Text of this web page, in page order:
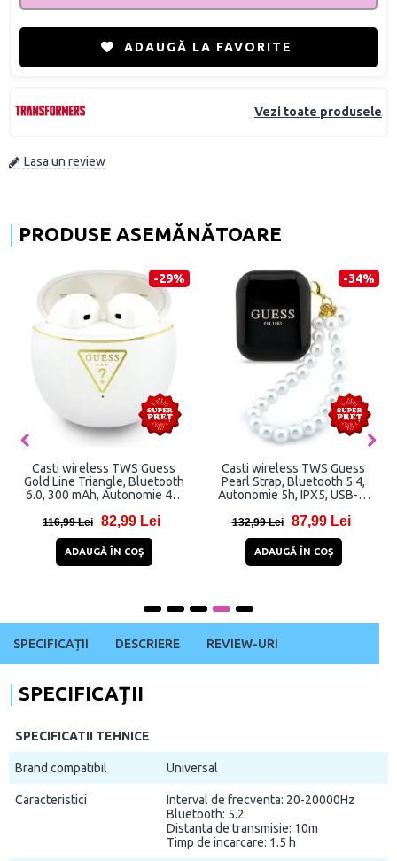
Vezi toate produsele
Lasa un review
ADAUGĂ LA FAVORITE
PRODUSE ASEMĂNĂTOARE
-29%
Casti wireless TWS Guess
Gold Line Triangle, Bluetooth
6.0, 300 mAh, Autonomie 4h,
116,99 Lei 82,99 Lei
ADAUGĂ ÎN COŞ
-34%
Casti wireless TWS Guess
Pearl Strap, Bluetooth 5.4,
Autonomie 5h, IPX5, USB-C,
132,99 Lei 87,99 Lei
ADAUGĂ ÎN COŞ
SPECIFICAȚII DESCRIERE REVIEW-URI
SPECIFICAȚII
SPECIFICATII TEHNICE
Brand compatibil Universal
Caracteristici
Interval de frecventa: 20-20000Hz
Bluetooth: 5.2
Distanta de transmisie: 10m
Timp de incarcare: 1.5 h